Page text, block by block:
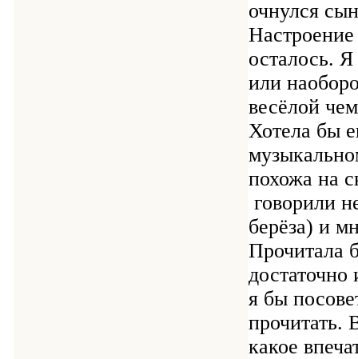
очнулся
осталось.
или
весёлой
Хотела бы
похожа на
говорили
берёза) и
Прочитала
я бы
прочитать.
какое